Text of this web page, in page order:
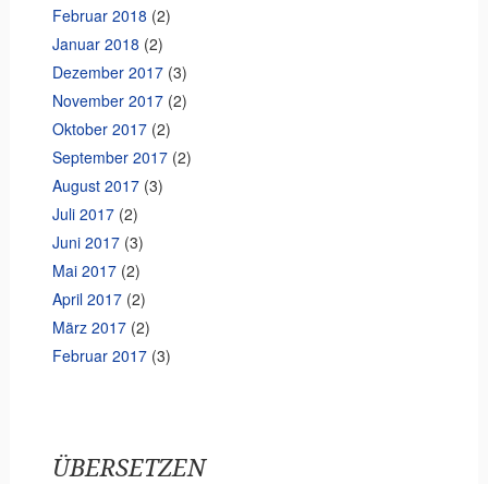
Februar 2018 (2)
Januar 2018 (2)
Dezember 2017(3)
November 2017(2)
Oktober 2017(2)
September 2017(2)
August 2017(3)
Juli 2017(2)
Juni 2017(3)
Mai 2017(2)
April 2017(2)
März 2017(2)
Februar 2017(3)
ÜBERSETZEN